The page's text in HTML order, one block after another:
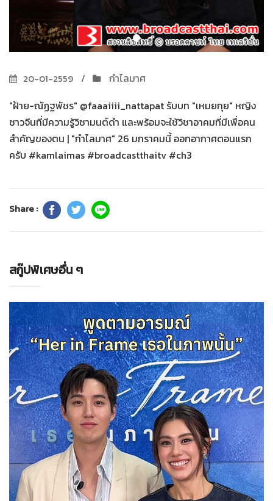
20-01-2559
กำไลมาศ
"ฝ้าย-ณัฏฐพัชร" @faaaiiii_nattapat รับบท "เหมยกุย" หญิง
ชาวจีนที่มีความรู้วิชามนต์ดำ และพร้อมจะใช้วิชาอาคมที่มีเพื่อคน
สำคัญของตน | "กำไลมาศ" 26 มกราคมนี้ ออกอากาศตอนแรก
ครับ #kamlaimas #broadcastthaitv #ch3
Share :
สกู๊ปพิเศษอื่น ๆ